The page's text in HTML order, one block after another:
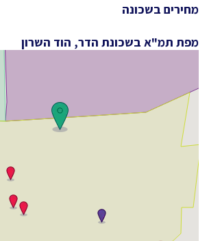
מחירים בשכונה
מפת תמ"א בשכונת הדר, הוד השרון